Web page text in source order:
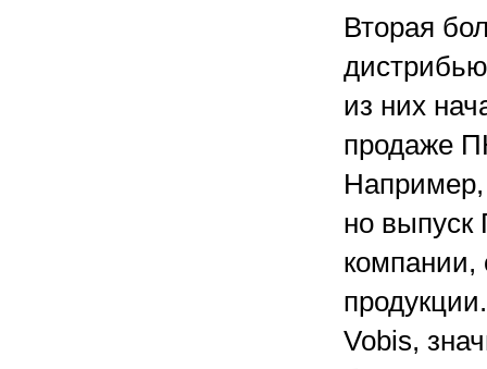
Вторая
из них
продаже
но выпуск
компании,
Vobis,